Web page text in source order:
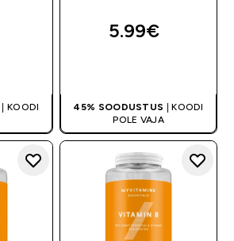
| KOODI
5.99€‎
45% SOODUSTUS | KOODI
POLE VAJA